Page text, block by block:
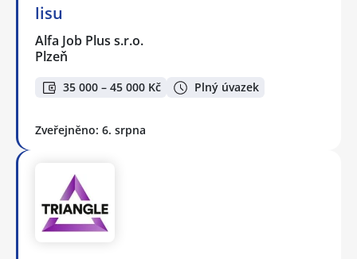
lisu
Alfa Job Plus s.r.o.
Plzeň
35 000 – 45 000 Kč Plný úvazek
Zveřejněno: 6. srpna